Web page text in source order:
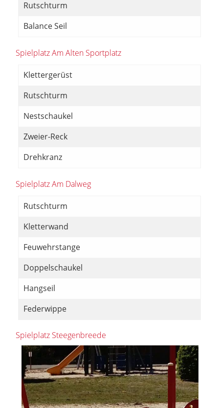
Rutschturm
Balance Seil
Spielplatz Am Alten Sportplatz
Klettergerüst
Rutschturm
Nestschaukel
Zweier-Reck
Drehkranz
Spielplatz Am Dalweg
Rutschturm
Kletterwand
Feuwehrstange
Doppelschaukel
Hangseil
Federwippe
Spielplatz Steegenbreede